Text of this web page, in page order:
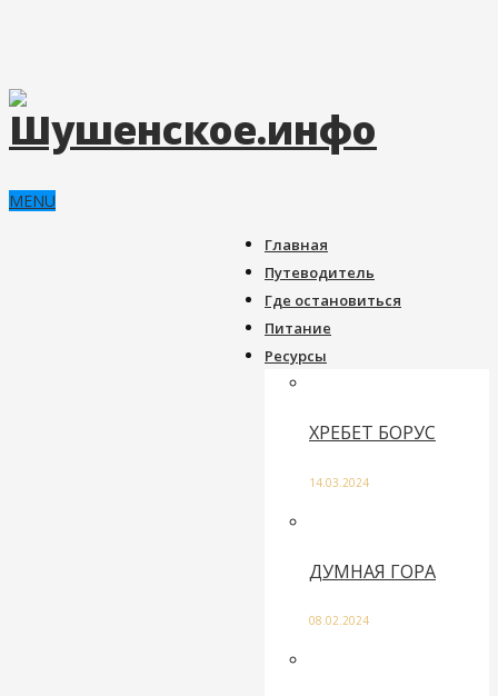
MENU
Главная
Путеводитель
Где остановиться
Питание
Ресурсы
ХРЕБЕТ БОРУС
14.03.2024
ДУМНАЯ ГОРА
08.02.2024